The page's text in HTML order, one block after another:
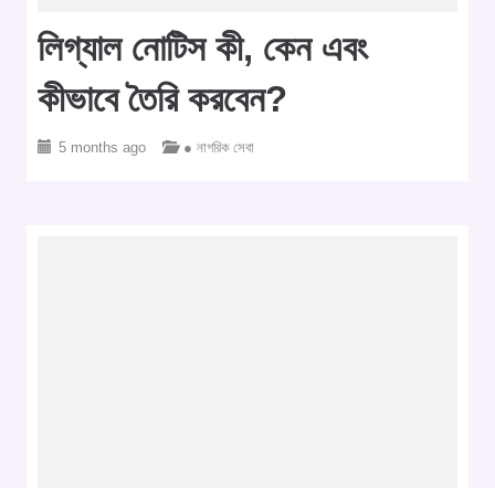
লিগ্যাল নোটিস কী, কেন এবং
কীভাবে তৈরি করবেন?
5 months ago ● নাগরিক সেবা